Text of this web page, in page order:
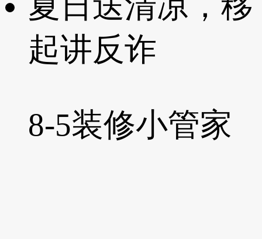
起讲反诈
8-5装修小管家